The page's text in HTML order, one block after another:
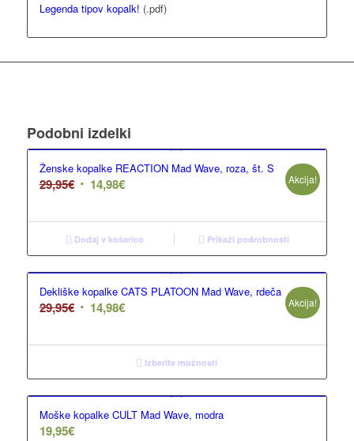
Legenda tipov kopalk! (.pdf)
Podobni izdelki
Ženske kopalke REACTION Mad Wave, roza, št. S
29,95€ 14,98€ Akcija!
Dodaj v košarico Prikaži podrobnosti
Dekliške kopalke CATS PLATOON Mad Wave, rdeča
29,95€ 14,98€ Akcija!
Izberite možnosti
Moške kopalke CULT Mad Wave, modra
19,95€